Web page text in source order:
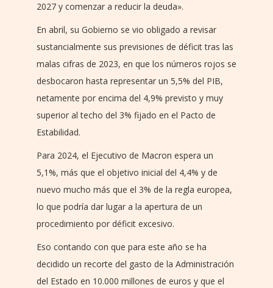
2027 y comenzar a reducir la deuda».
En abril, su Gobierno se vio obligado a revisar
sustancialmente sus previsiones de déficit tras las
malas cifras de 2023, en que los números rojos se
desbocaron hasta representar un 5,5% del PIB,
netamente por encima del 4,9% previsto y muy
superior al techo del 3% fijado en el Pacto de
Estabilidad.
Para 2024, el Ejecutivo de Macron espera un
5,1%, más que el objetivo inicial del 4,4% y de
nuevo mucho más que el 3% de la regla europea,
lo que podría dar lugar a la apertura de un
procedimiento por déficit excesivo.
Eso contando con que para este año se ha
decidido un recorte del gasto de la Administración
del Estado en 10.000 millones de euros y que el